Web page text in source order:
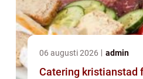
06 augusti 2026 admin
Catering kristianstad